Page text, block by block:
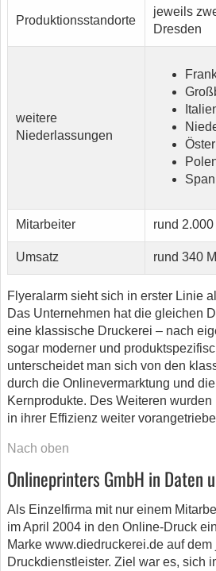
Produktionsstandorte
jeweils
Dresden
weitere
Niederlassungen
Mitarbeiter rund 2.000
Umsatz rund 340
Flyeralarm sieht sich in erster Linie
Das Unternehmen hat die gleichen
eine klassische Druckerei – nach
sogar moderner und
unterscheidet man sich von den
durch die Onlinevermarktung und
Kernprodukte. Des Weiteren
in ihrer Effizienz weiter
Nach oben
Onlineprinters GmbH in Daten
Als Einzelfirma mit nur einem
im April 2004 in den Online-Druck
Marke www.diedruckerei.de auf
Druckdienstleister. Ziel war es, sich